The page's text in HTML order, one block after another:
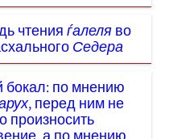
чтения ѓалеля во
Седера
бокал: по мнению
, перед ним не
произносить